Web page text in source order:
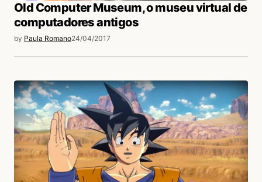
Old Computer Museum, o museu virtual de
computadores antigos
by Paula Romano24/04/2017